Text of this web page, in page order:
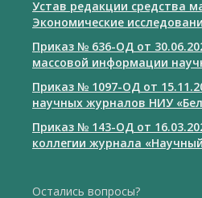
Устав редакции средства
Экономические
Приказ № 636-ОД от
массовой информации
Приказ № 1097-ОД от
научных журналов НИУ
Приказ № 143-ОД от
коллегии журнала
Остались вопросы?